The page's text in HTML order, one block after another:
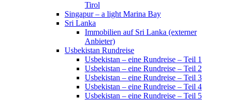
Tirol
Singapur – a light Marina Bay
Sri Lanka
Immobilien auf Sri Lanka (externer
Anbieter)
Usbekistan Rundreise
Usbekistan – eine Rundreise – Teil 1
Usbekistan – eine Rundreise – Teil 2
Usbekistan – eine Rundreise – Teil 3
Usbekistan – eine Rundreise – Teil 4
Usbekistan – eine Rundreise – Teil 5